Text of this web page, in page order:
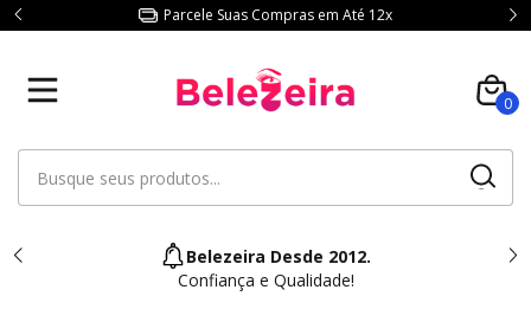
Parcele Suas Compras em Até 12x
0
Belezeira Desde 2012.
Confiança e Qualidade!